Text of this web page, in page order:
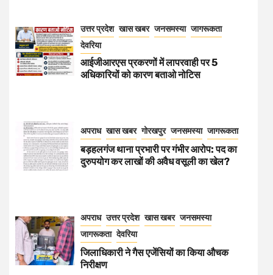
उत्तर प्रदेश खास खबर जनसमस्या जागरूकता
देवरिया
आईजीआरएस प्रकरणों में लापरवाही पर 5
अधिकारियों को कारण बताओ नोटिस
अपराध खास खबर गोरखपुर जनसमस्या जागरूकता
बड़हलगंज थाना प्रभारी पर गंभीर आरोप: पद का
दुरुपयोग कर लाखों की अवैध वसूली का खेल?
अपराध उत्तर प्रदेश खास खबर जनसमस्या
जागरूकता देवरिया
जिलाधिकारी ने गैस एजेंसियों का किया औचक
निरीक्षण